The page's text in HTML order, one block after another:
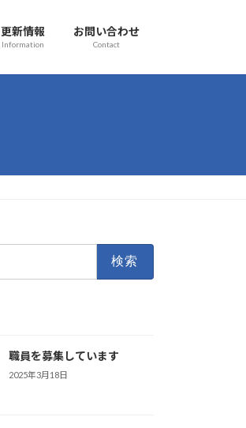
更新情報
Information
お問い合わせ
Contact
職員を募集しています
2025年3月18日